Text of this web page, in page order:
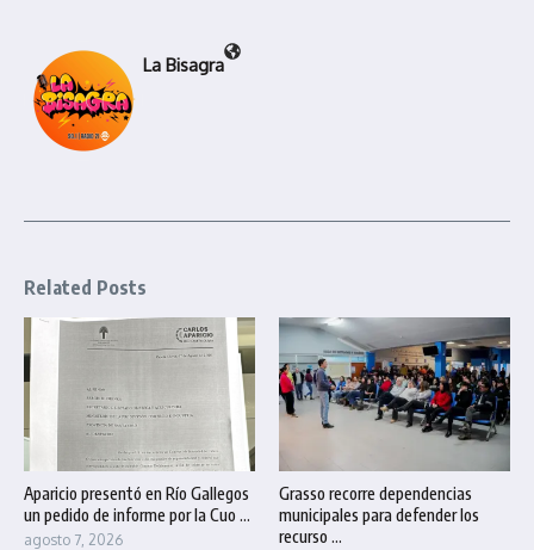
La Bisagra
Related Posts
Aparicio presentó en Río Gallegos
un pedido de informe por la Cuo ...
agosto 7, 2026
Grasso recorre dependencias
municipales para defender los
recurso ...